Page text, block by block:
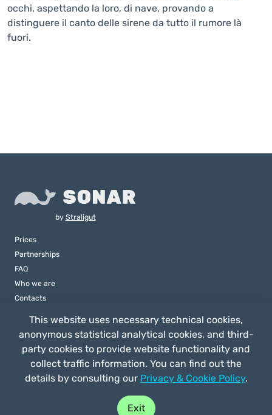
occhi, aspettando la loro, di nave, provando a
distinguere il canto delle sirene da tutto il rumore là
fuori.
Buy play
by Straligut
Prices
Partnerships
FAQ
Who we are
Contacts
This website uses necessary technical cookies,
anonymous statistical analytical cookies, and third-
party cookies to provide website functionality and
collect traffic information. You can find out the
details by consulting our Privacy & Cookie Policy.
Exit